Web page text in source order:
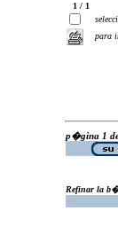
1 / 1
para
p�gina 1
Refinar la